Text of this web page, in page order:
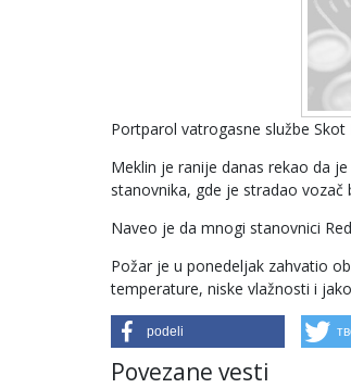
Portparol vatrogasne službe
Meklin je ranije danas rekao da
stanovnika, gde je stradao
Naveo je da mnogi stanovnici
Požar je u ponedeljak zahvatio
temperature, niske vlažnosti i
podeli
Povezane vesti